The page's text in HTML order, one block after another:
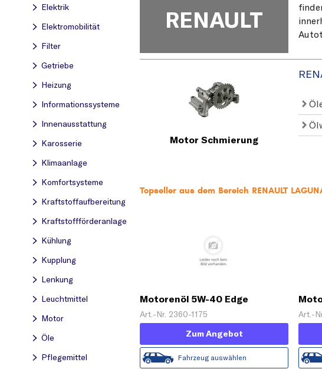
Elektrik
Elektromobilität
Filter
Getriebe
Heizung
Informationssysteme
Innenausstattung
Karosserie
Klimaanlage
Komfortsysteme
Kraftstoff­aufbereitung
Kraftstoff­förderanlage
Kühlung
Kupplung
Lenkung
Leuchtmittel
Motor
Öle
Pflegemittel
RENAULT
Motor Schmierung
Topseller aus dem Bereich RENAULT
Motorenöl 5W-40 Edge
Turbodiesel Titanium FST [5 L]
Art.-Nr. 2360-1175
Zum Angebot
Fahrzeug auswählen
Art.-